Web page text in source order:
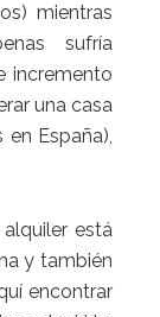
mientras
sufría
incremento
una casa
España),
está
y también
encontrar